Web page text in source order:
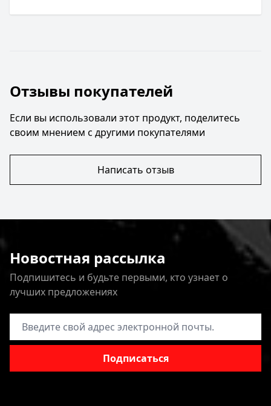
Отзывы покупателей
Если вы использовали этот продукт, поделитесь
своим мнением с другими покупателями
Написать отзыв
Новостная рассылка
Подпишитесь и будьте первыми, кто узнает о
лучших предложениях
Адрес электронной почты
Подписаться